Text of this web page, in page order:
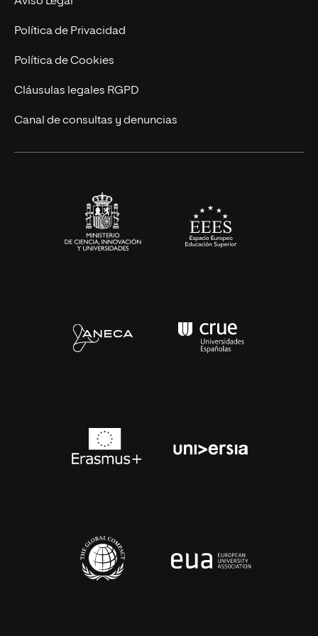
Postgrados
Cursos Universitarios
Trabaja en UNIR
Actualidad
UNIR Revista
Eventos
Política de Privacidad
Política de Cookies
Cláusulas legales RGPD
Canal de consultas y denuncias